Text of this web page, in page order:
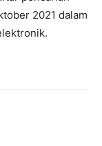
2021 dalam